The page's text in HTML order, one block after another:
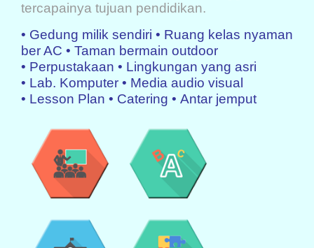
tercapainya tujuan pendidikan.
• Gedung milik sendiri • Ruang kelas nyaman
ber AC • Taman bermain outdoor
• Perpustakaan • Lingkungan yang asri
• Lab. Komputer • Media audio visual
• Lesson Plan • Catering • Antar jemput